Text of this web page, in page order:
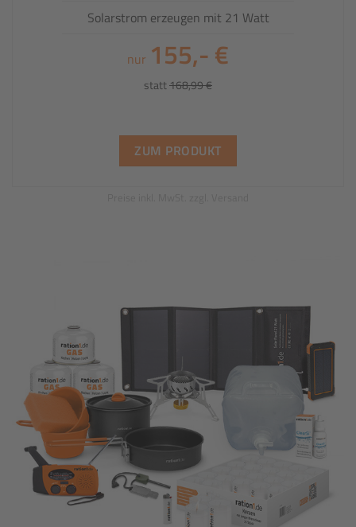
Solarstrom erzeugen mit 21 Watt
nur 155,- €
statt168,99 €
ZUM PRODUKT